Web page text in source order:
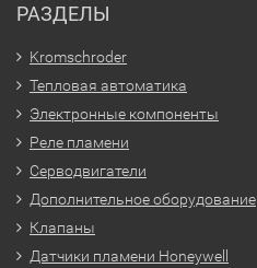
РАЗДЕЛЫ
Kromschroder
Тепловая автоматика
Электронные компоненты
Реле пламени
Серводвигатели
Дополнительное оборудование
Клапаны
Датчики пламени Honeywell